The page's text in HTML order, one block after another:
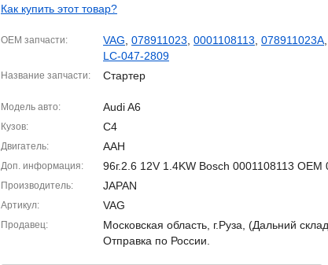
Как купить этот товар?
OEM запчасти VAG 078911023 0001108113 078911023A
LC-047-2809
Название запчасти Стартер
Модель авто Audi A6
Кузов C4
Двигатель AAH
Доп. информация 96г.2.6 12V 1.4KW Bosch 0001108113
Производитель JAPAN
Артикул VAG
Продавец
Московская область, г.Руза, (Дальний
Отправка по России.